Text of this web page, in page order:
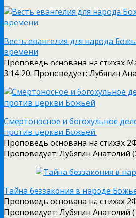
Весть евангелия для народа
времени
Проповедь основана на стихах
3:14-20. Проповедует: Лубягин
Смертоносное и богохульное
против церкви Божьей.
Проповедь основана на стихах
Проповедует: Лубягин Анатолий
Тайна беззакония в народе
Проповедь основана на стихах
Проповедует: Лубягин Анатолий